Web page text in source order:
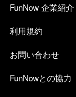
FunNow 企業紹介
利用規約
お問い合わせ
FunNowとの協力